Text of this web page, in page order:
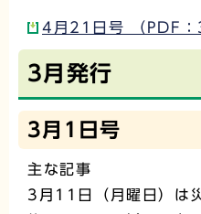
4月21日号 （PDF：
3月発行
3月1日号
主な記事
3月11日（月曜日）は